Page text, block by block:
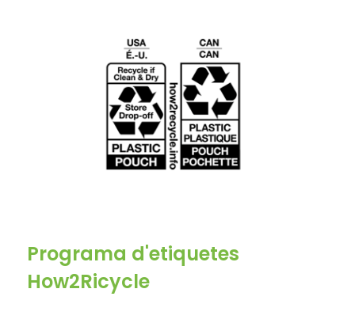
Programa d'etiquetes
How2Ricycle